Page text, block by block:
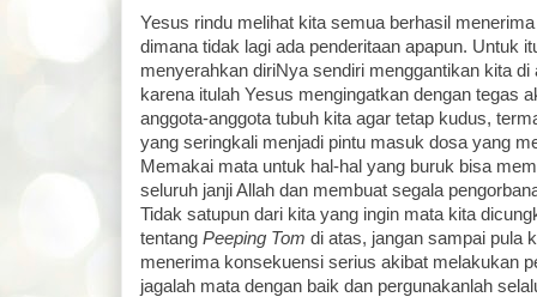
Yesus rindu melihat kita semua berhasil
dimana tidak lagi ada penderitaan apapun. Untuk
menyerahkan diriNya sendiri menggantikan kita
karena itulah Yesus mengingatkan dengan tegas
anggota-anggota tubuh kita agar tetap kudus,
yang seringkali menjadi pintu masuk dosa yang
Memakai mata untuk hal-hal yang buruk bisa
seluruh janji Allah dan membuat segala
Tidak satupun dari kita yang ingin mata kita
tentang Peeping Tom di atas, jangan sampai pula
menerima konsekuensi serius akibat melakukan
jagalah mata dengan baik dan pergunakanlah